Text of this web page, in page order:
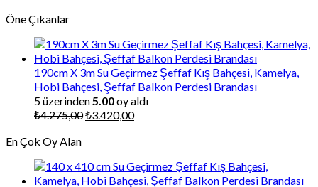
Öne Çıkanlar
190cm X 3m Su Geçirmez Şeffaf Kış Bahçesi, Kamelya,
Hobi Bahçesi, Şeffaf Balkon Perdesi Brandası
5 üzerinden5.00oy aldı
₺4.275,00Orijinal
₺3.420,00Şu
En Çok Oy Alan